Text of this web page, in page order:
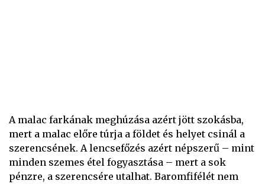
A malac farkának meghúzása azért jött szokásba,
mert a malac előre túrja a földet és helyet csinál a
szerencsének. A lencsefőzés azért népszerű – mint
minden szemes étel fogyasztása – mert a sok
pénzre, a szerencsére utalhat. Baromfifélét nem